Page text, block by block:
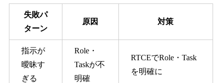
失敗パ
ターン
原因 対策
指示が
曖昧す
ぎる
Role・
Taskが不
明確
RTCEでRole・Task
を明確に